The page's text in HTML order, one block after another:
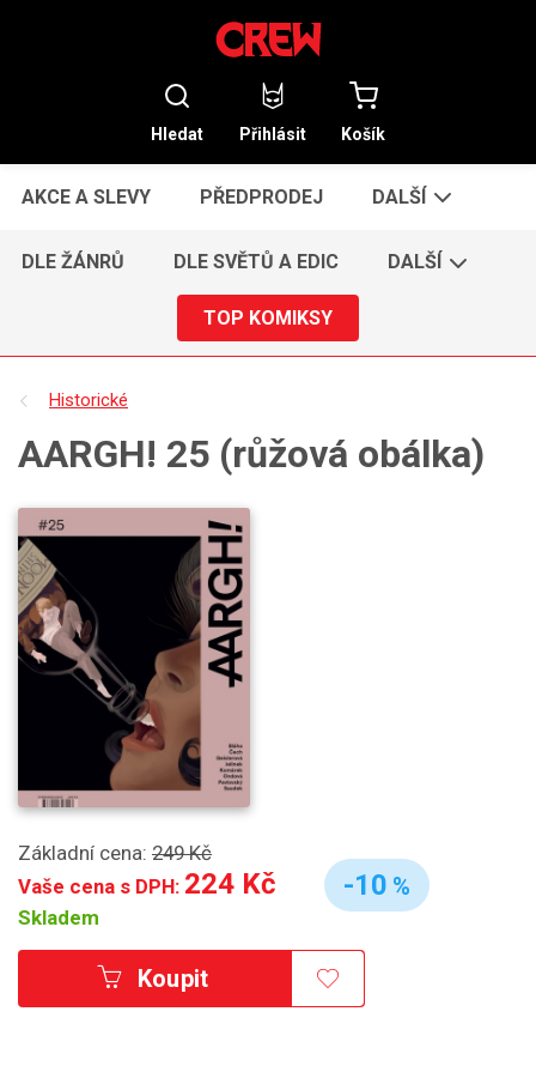
Hledat Přihlásit Košík
AKCE A SLEVY PŘEDPRODEJ DALŠÍ
DLE ŽÁNRŮ DLE SVĚTŮ A EDIC DALŠÍ
TOP KOMIKSY
Historické
AARGH! 25 (růžová obálka)
Základní cena: 249 Kč
Vaše cena s DPH: 224 Kč
Skladem
-10 %
Koupit